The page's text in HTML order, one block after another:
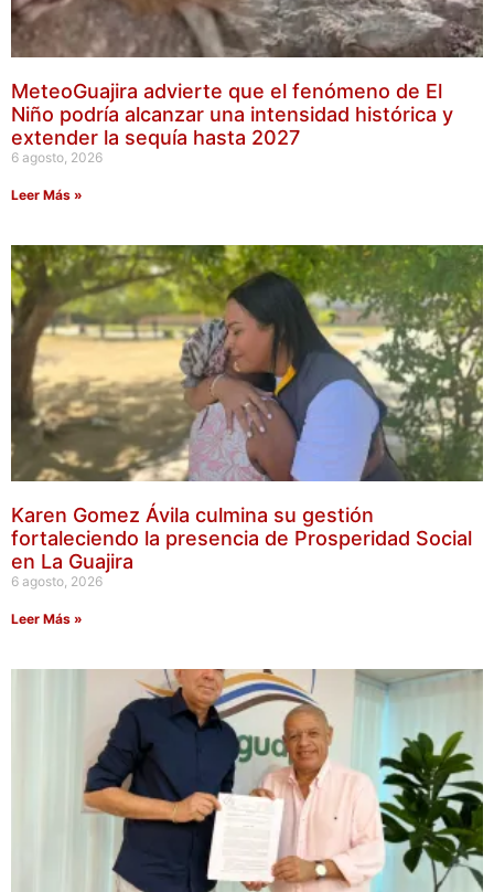
MeteoGuajira advierte que el fenómeno de El
Niño podría alcanzar una intensidad histórica y
extender la sequía hasta 2027
6 agosto, 2026
Leer Más »
Karen Gomez Ávila culmina su gestión
fortaleciendo la presencia de Prosperidad Social
en La Guajira
6 agosto, 2026
Leer Más »